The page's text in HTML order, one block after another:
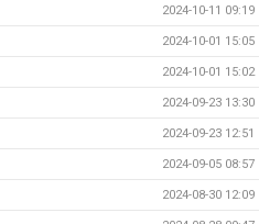
2024-10-11 09:19
2024-10-01 15:05
2024-10-01 15:02
2024-09-23 13:30
2024-09-23 12:51
2024-09-05 08:57
2024-08-30 12:09